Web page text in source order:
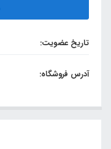
تاریخ عضویت:
آدرس فروشگاه: